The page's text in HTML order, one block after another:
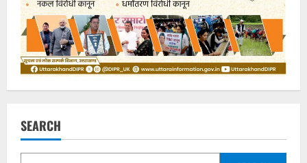
SEARCH